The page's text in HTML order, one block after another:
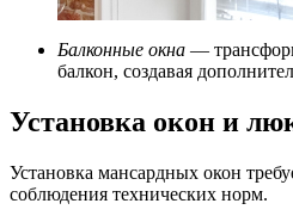
Балконные окна —
балкон, создавая
Установка окон и
Установка мансардных окон
соблюдения технических норм.